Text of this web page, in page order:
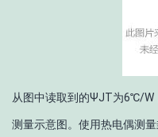
从图中读取到的ΨJT为6℃/W
测量示意图。使用热电偶测量